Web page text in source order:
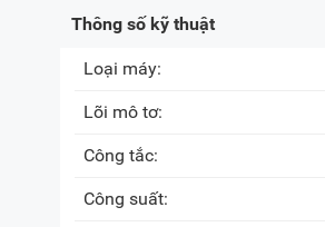
Thông số kỹ thuật
Loại máy:
Lõi mô tơ:
Công tắc:
Công suất: